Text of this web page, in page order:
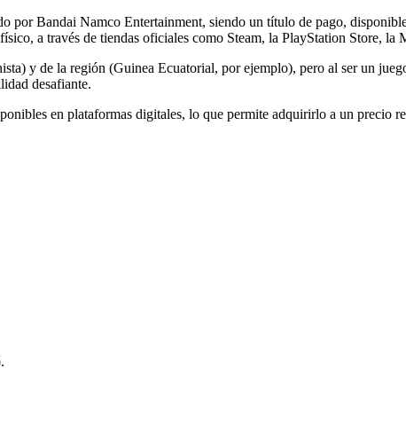
Bandai Namco Entertainment, siendo un título de pago,
a través de tiendas oficiales como Steam, la PlayStation Store,
y de la región (Guinea Ecuatorial, por ejemplo), pero al ser un
desafiante.
en plataformas digitales, lo que permite adquirirlo a un precio